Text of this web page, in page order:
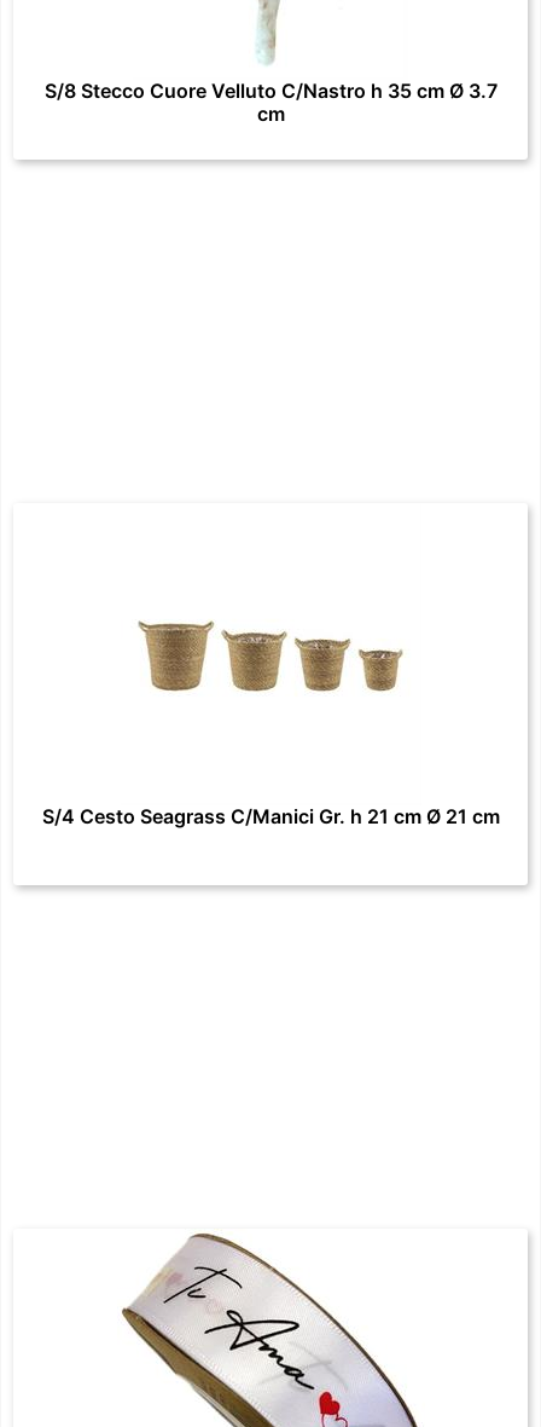
S/8 Stecco Cuore Velluto C/Nastro h 35 cm Ø 3.7
cm
S/4 Cesto Seagrass C/Manici Gr. h 21 cm Ø 21 cm